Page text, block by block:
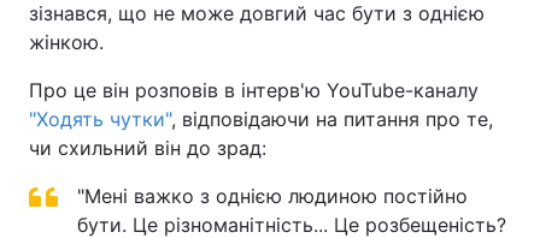
зізнався, що не може довгий час бути з однією
жінкою.
Про це він розповів в інтерв'ю YouTube-каналу
"Ходять чутки", відповідаючи на питання про те,
чи схильний він до зрад:
"Мені важко з однією людиною постійно
бути. Це різноманітність... Це розбещеність?